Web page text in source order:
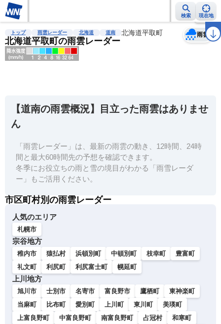
検索 現在地
雨雲レーダー 台風情報 地震情報 警報・注意報 2週間天気 ラ
トップ 雨雲レーダー 北海道 道南 北海道平取町
北海道平取町の雨雲レーダー
雨雲
天気 台風
【道南の雨雲概況】目立った雨雲はありませ
ん
「雨雲レーダー」は、最新の雨雲の動き、12時間、24時
間と最大60時間先の予想を確認できます。
冬季にお役立ちの雨と雪の境目がわかる「雨雪レーダ
ー」もご活用ください。
市区町村別の雨雲レーダー
人気のエリア
札幌市
宗谷地方
稚内市 猿払村 浜頓別町 中頓別町 枝幸町
豊富町
礼文町
利尻町 利尻富士町 幌延町
上川地方
旭川市 士別市 名寄市 富良野市 鷹栖町
東神楽町
当麻町
比布町 愛別町 上川町 東川町
美瑛町
上富良野町
中富良野町 南富良野町 占冠村
和寒町